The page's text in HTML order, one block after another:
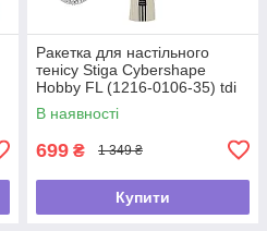
Ракетка для настільного
тенісу Stiga Cybershape
Hobby FL (1216-0106-35) tdi
В наявності
699 ₴ 1 349 ₴
Купити